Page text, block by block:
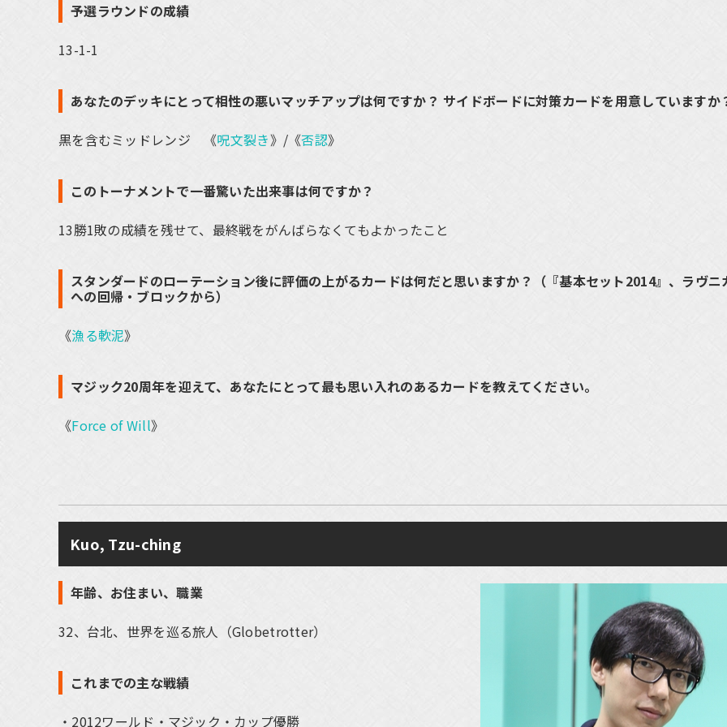
予選ラウンドの成績
13-1-1
あなたのデッキにとって相性の悪いマッチアップは何ですか？ サイドボードに対策カードを用意していますか
黒を含むミッドレンジ 《呪文裂き》/《否認》
このトーナメントで一番驚いた出来事は何ですか？
13勝1敗の成績を残せて、最終戦をがんばらなくてもよかったこと
スタンダードのローテーション後に評価の上がるカードは何だと思いますか？（『基本セット2014』、ラヴニ
への回帰・ブロックから）
《漁る軟泥》
マジック20周年を迎えて、あなたにとって最も思い入れのあるカードを教えてください。
《Force of Will》
Kuo, Tzu-ching
年齢、お住まい、職業
32、台北、世界を巡る旅人（Globetrotter）
これまでの主な戦績
2012ワールド・マジック・カップ優勝